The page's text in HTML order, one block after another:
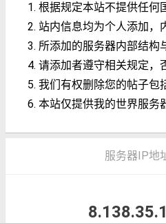
根据规定本站不提供任何
站内信息均为个人添加，
所添加的服务器内部结构
请添加者遵守相关规定，
我们有权删除您的帖子包
本站仅提供我的世界服务
服务器IP地